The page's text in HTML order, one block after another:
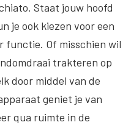
Staat jouw hoofd
je ook kiezen voor een
functie. Of misschien wil
trakteren op
door middel van de
geniet je van
qua ruimte in de